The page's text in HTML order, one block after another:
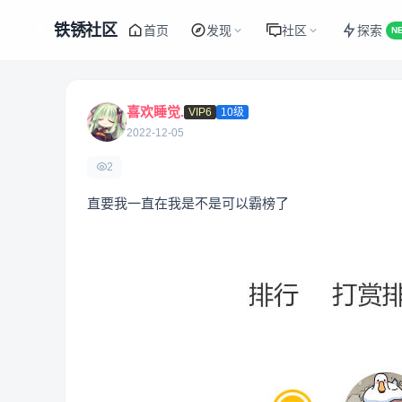
铁锈社区 首页 发现 社区 探索
喜欢睡觉. VIP6
10级
2022-12-05
2
直要我一直在我是不是可以霸榜了